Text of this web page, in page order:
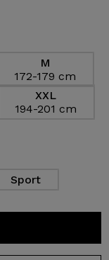
M
172-179 cm
XXL
194-201 cm
Sport